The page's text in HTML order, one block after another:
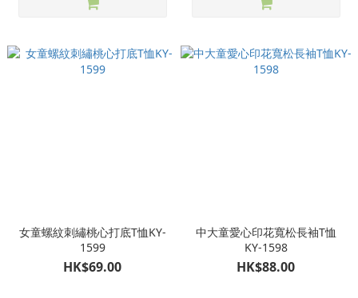
女童螺紋刺繡桃心打底T恤KY-
1599
HK$69.00
中大童愛心印花寬松長袖T恤
KY-1598
HK$88.00